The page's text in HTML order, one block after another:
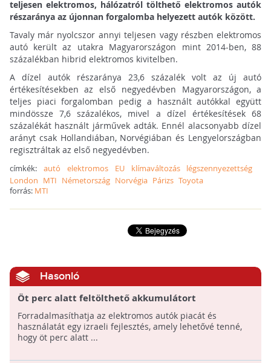
teljesen elektromos, hálózatról tölthető elektromos autók
részaránya az újonnan forgalomba helyezett autók között.
Tavaly már nyolcszor annyi teljesen vagy részben elektromos
autó került az utakra Magyarországon mint 2014-ben, 88
százalékban hibrid elektromos kivitelben.
A dízel autók részaránya 23,6 százalék volt az új autó
értékesítésekben az első negyedévben Magyarországon, a
teljes piaci forgalomban pedig a használt autókkal együtt
mindössze 7,6 százalékos, mivel a dízel értékesítések 68
százalékát használt járművek adták. Ennél alacsonyabb dízel
arányt csak Hollandiában, Norvégiában és Lengyelországban
regisztráltak az első negyedévben.
címkék:autó elektromos EU klímaváltozás
légszennyezettség
London MTI Németország Norvégia Párizs Toyota
forrás: MTI
Hasonló
Öt perc alatt feltölthető akkumulátort
fejlesztenek elektromos autókhoz
Forradalmasíthatja az elektromos autók piacát és
használatát egy izraeli fejlesztés, amely lehetővé tenné,
hogy öt perc alatt ...